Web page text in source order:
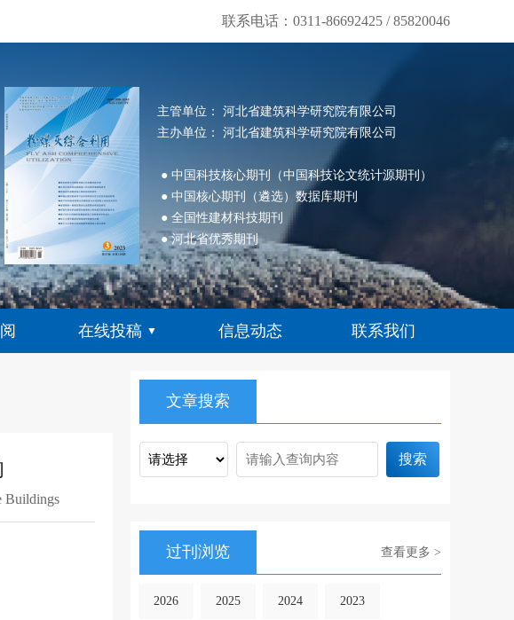
联系电话：0311-86692425 / 85820046
主管单位： 河北省建筑科学研究院有限公司
主办单位： 河北省建筑科学研究院有限公司
● 中国科技核心期刊（中国科技论文统计源期刊）
● 中国核心期刊（遴选）数据库期刊
● 全国性建材科技期刊
● 河北省优秀期刊
在线投稿 ▼ 信息动态 联系我们
文章搜索
搜索
过刊浏览 查看更多 >
2026 2025 2024 2023
Buildings